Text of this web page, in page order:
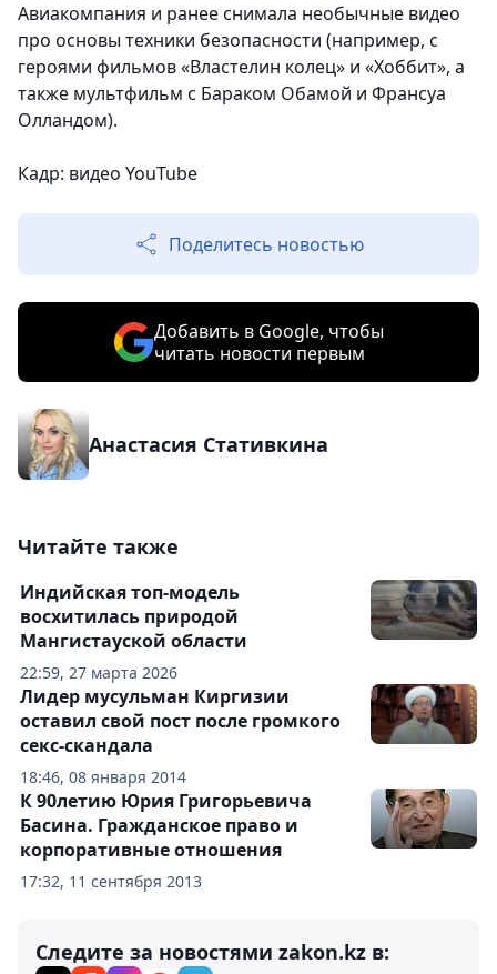
Авиакомпания и ранее снимала необычные видео
про основы техники безопасности (например, с
героями фильмов «Властелин колец» и «Хоббит», а
также мультфильм с Бараком Обамой и Франсуа
Олландом).
Кадр: видео YouTube
Поделитесь новостью
Добавить в Google, чтобы
читать новости первым
Анастасия Стативкина
Читайте также
22:59, 27 марта 2026
Индийская топ-модель
восхитилась природой
Мангистауской области
18:46, 08 января 2014
Лидер мусульман Киргизии
оставил свой пост после громкого
секс-скандала
17:32, 11 сентября 2013
К 90летию Юрия Григорьевича
Басина. Гражданское право и
корпоративные отношения
Следите за новостями zakon.kz в: